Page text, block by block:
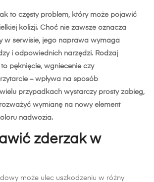
to częsty problem, który może pojawić
kolizji. Choć nie zawsze oznacza
w serwisie, jego naprawa wymaga
i odpowiednich narzędzi. Rodzaj
pęknięcie, wgniecenie czy
– wpływa na sposób
przypadkach wystarczy prosty zabieg,
wymianę na nowy element
nadwozia.
zderzak w
może ulec uszkodzeniu w różny